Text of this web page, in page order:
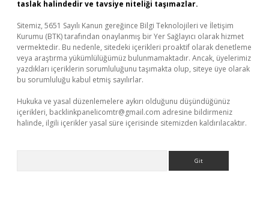
taslak halindedir ve tavsiye niteliği taşımazlar.
Sitemiz, 5651 Sayılı Kanun gereğince Bilgi Teknolojileri ve İletişim
Kurumu (BTK) tarafından onaylanmış bir Yer Sağlayıcı olarak hizmet
vermektedir. Bu nedenle, sitedeki içerikleri proaktif olarak denetleme
veya araştırma yükümlülüğümüz bulunmamaktadır. Ancak, üyelerimiz
yazdıkları içeriklerin sorumluluğunu taşımakta olup, siteye üye olarak
bu sorumluluğu kabul etmiş sayılırlar.
Hukuka ve yasal düzenlemelere aykırı olduğunu düşündüğünüz
içerikleri, backlinkpanelicomtr@gmail.com adresine bildirmeniz
halinde, ilgili içerikler yasal süre içerisinde sitemizden kaldırılacaktır.